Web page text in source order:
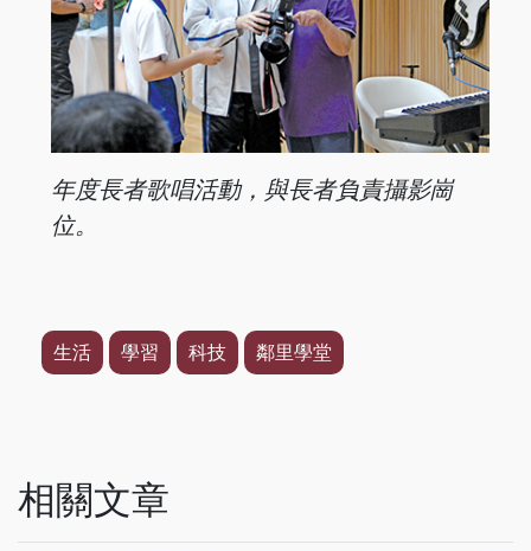
年度長者歌唱活動，與長者負責攝影崗
位。
生活 學習 科技 鄰里學堂
相關文章